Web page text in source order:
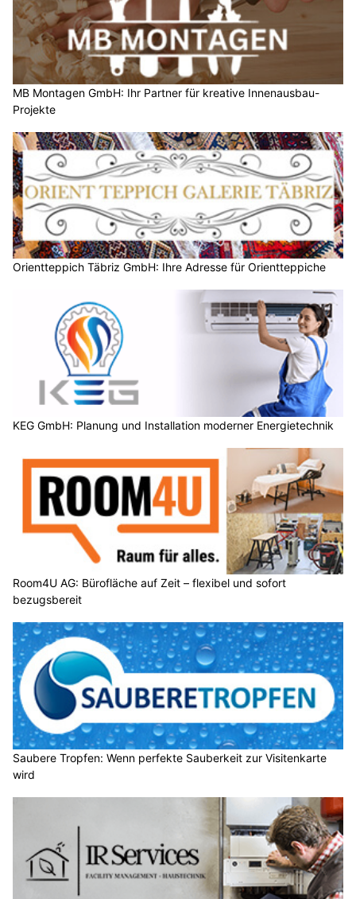
MB Montagen GmbH: Ihr Partner für kreative Innenausbau-
Projekte
Orientteppich Täbriz GmbH: Ihre Adresse für Orientteppiche
KEG GmbH: Planung und Installation moderner Energietechnik
Room4U AG: Bürofläche auf Zeit – flexibel und sofort
bezugsbereit
Saubere Tropfen: Wenn perfekte Sauberkeit zur Visitenkarte
wird